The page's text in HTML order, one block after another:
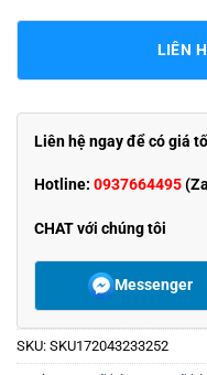
LIÊN
Liên hệ ngay để có giá
Hotline: 0937664495
CHAT với chúng tôi
Messenger
SKU: SKU172043233252